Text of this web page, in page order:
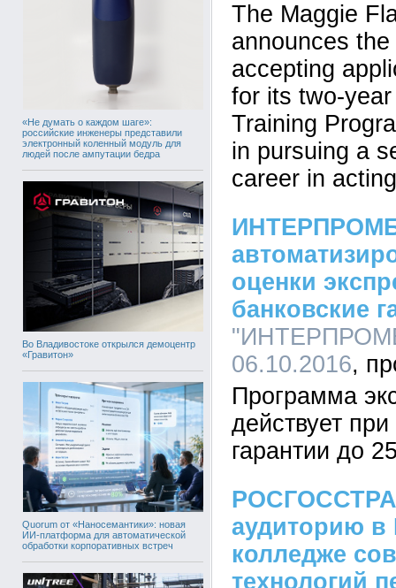
«Не думать о каждом шаге»:
российские инженеры представили
электронный коленный модуль для
людей после ампутации бедра
Во Владивостоке открылся демоцентр
«Гравитон»
Quorum от «Наносемантики»: новая
ИИ-платформа для автоматической
обработки корпоративных встреч
The Maggie
announces
accepting
for its two-
Training
in pursuing a
career in
оценки
банковские
06.10.2016
Программа
действует
гарантии до
аудиторию в
колледже
технологий